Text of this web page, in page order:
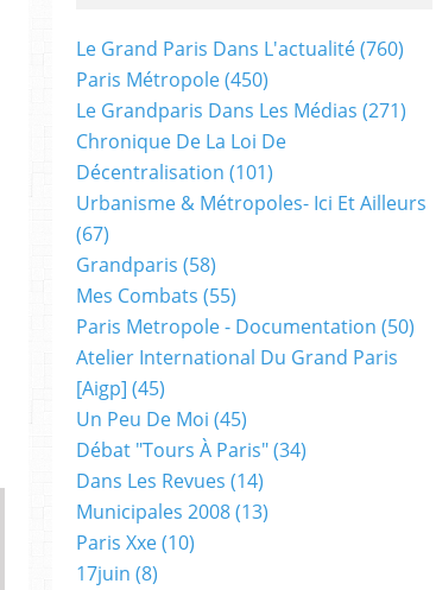
Le Grand Paris Dans L'actualité(760)
Paris Métropole(450)
Le Grandparis Dans Les Médias (271)
Chronique De La Loi De
Décentralisation (101)
Urbanisme & Métropoles- Ici Et Ailleurs
(67)
Grandparis (58)
Mes Combats (55)
Paris Metropole - Documentation (50)
Atelier International Du Grand Paris
[aigp] (45)
Un Peu De Moi (45)
Débat "tours À Paris"(34)
Dans Les Revues (14)
Municipales 2008(13)
Paris Xxe(10)
17juin (8)